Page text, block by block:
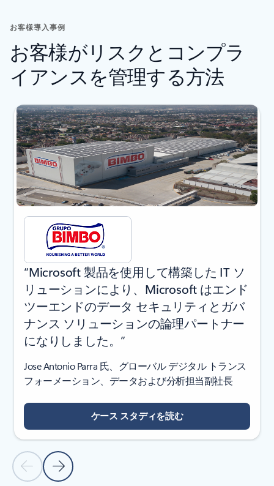
お客様導入事例
お客様がリスクとコンプラ
イアンスを管理する方法
前のスライド次のスライドへ
“Microsoft 製品を使用して構築した IT ソ
リューションにより、Microsoft はエンド
ツーエンドのデータ セキュリティとガバ
ナンス ソリューションの論理パートナー
になりしました。”
Jose Antonio Parra 氏、グローバル デジタル トランス
フォーメーション、データおよび分析担当副社長
ケース スタディを読む